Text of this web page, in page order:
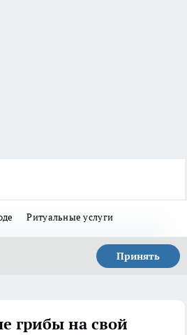
Ритуальные услуги
Принять
грибы на свой